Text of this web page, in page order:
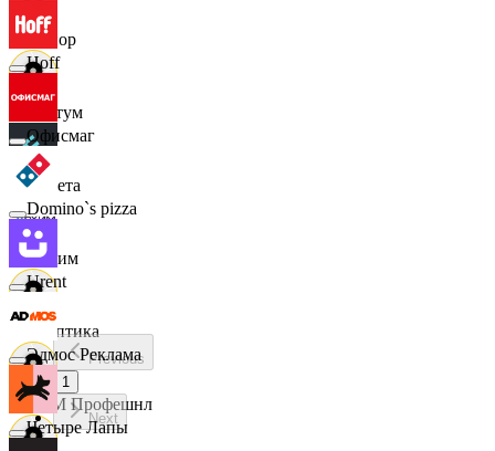
Авиор
Альтум
Аркета
Архим
Асептика
АСМ Профешнл
Hoff
Офисмаг
Domino`s pizza
Urent
Эдмос Реклама
Четыре Лапы
Previous
1
Next